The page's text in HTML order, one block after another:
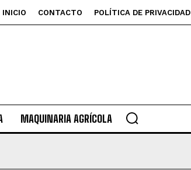
INICIO CONTACTO POLÍTICA DE PRIVACIDAD
MAQUINARIA AGRÍCOLA